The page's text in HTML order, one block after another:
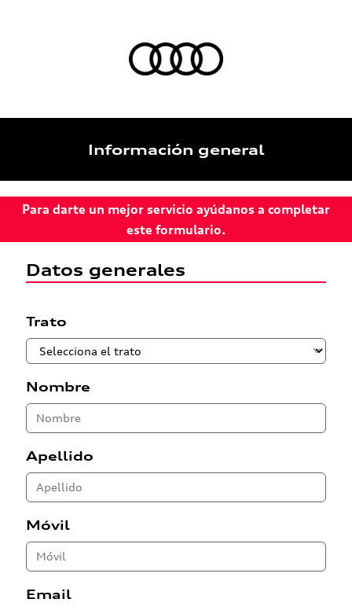
Información general
Para darte un mejor servicio ayúdanos a completar
este formulario.
Datos generales
Trato
Nombre
Apellido
Móvil
Email